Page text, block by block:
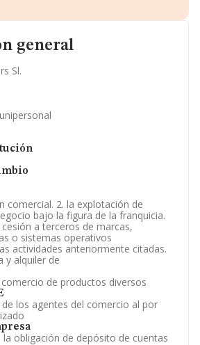
general
Sl.
comercial. 2. la explotación de
bajo la figura de la franquicia.
a terceros de marcas,
o sistemas operativos
actividades anteriormente citadas.
y alquiler de
de productos diversos
los agentes del comercio al por
obligación de depósito de cuentas
y registral complementaria.